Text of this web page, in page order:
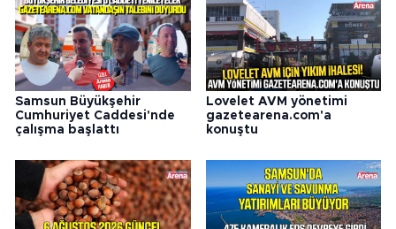
Samsun Büyükşehir
Cumhuriyet Caddesi'nde
çalışma başlattı
Lovelet AVM yönetimi
gazetearena.com'a
konuştu